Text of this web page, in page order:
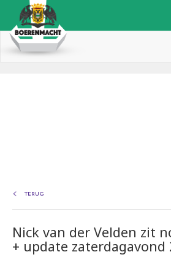
TERUG
Nick van der Velden zit
+ update zaterdagavond